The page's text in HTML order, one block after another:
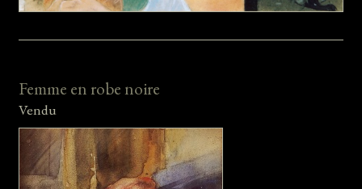
Femme en robe noire
Vendu